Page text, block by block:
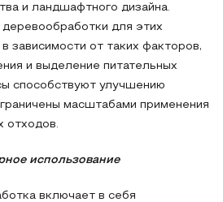
и ландшафтного дизайна.
деревообработки для этих
зависимости от таких факторов,
и выделение питательных
способствуют улучшению
масштабами применения
отходов.
использование
включает в себя